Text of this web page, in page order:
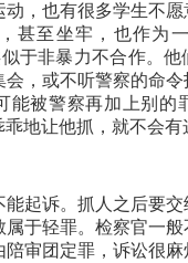
动，也有很多学生不
甚至坐牢，也作为
似于非暴力不合作。
，或不听警察的命
能被警察再加上别的
地让他抓，就不会有
起诉。抓人之后要
于轻罪。检察官一
陪审团定罪，诉讼很